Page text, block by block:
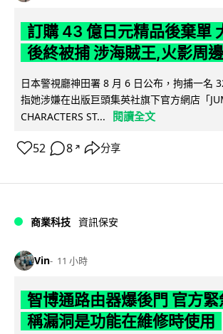
訂購 43 億日元精品後棄單
後終被捕 涉海賊王,火影周
日本警視廳神田署 8 月 6 日公布，拘捕一名
指她涉嫌在出版巨頭集英社旗下官方網店「
CHARACTERS ST...
閱讀全文
52 8 ↗ 分享
商業科技 資訊保安
Vin 11 小時
智博通路由器爆後門 官方
稱漏洞是功能在維修時使用